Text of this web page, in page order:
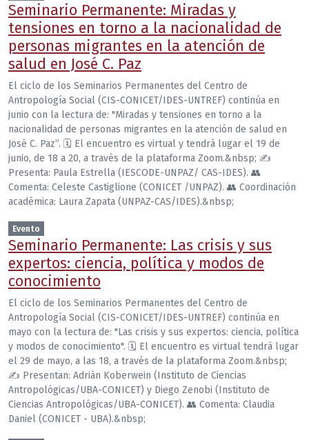
Seminario Permanente: Miradas y
tensiones en torno a la nacionalidad de
personas migrantes en la atención de
salud en José C. Paz
El ciclo de los Seminarios Permanentes del Centro de
Antropología Social (CIS-CONICET/IDES-UNTREF) continúa en
junio con la lectura de: "Miradas y tensiones en torno a la
nacionalidad de personas migrantes en la atención de salud en
José C. Paz”. 🗓 El encuentro es virtual y tendrá lugar el 19 de
junio, de 18 a 20, a través de la plataforma Zoom.&nbsp; ✍️
Presenta: Paula Estrella (IESCODE-UNPAZ/ CAS-IDES). 👥
Comenta: Celeste Castiglione (CONICET /UNPAZ). 👥 Coordinación
académica: Laura Zapata (UNPAZ-CAS/IDES).&nbsp;
Evento
Seminario Permanente: Las crisis y sus
expertos: ciencia, política y modos de
conocimiento
El ciclo de los Seminarios Permanentes del Centro de
Antropología Social (CIS-CONICET/IDES-UNTREF) continúa en
mayo con la lectura de: "Las crisis y sus expertos: ciencia, política
y modos de conocimiento". 🗓 El encuentro es virtual tendrá lugar
el 29 de mayo, a las 18, a través de la plataforma Zoom.&nbsp;
✍️ Presentan: Adrián Koberwein (Instituto de Ciencias
Antropológicas/UBA-CONICET) y Diego Zenobi (Instituto de
Ciencias Antropológicas/UBA-CONICET). 👥 Comenta: Claudia
Daniel (CONICET - UBA).&nbsp;